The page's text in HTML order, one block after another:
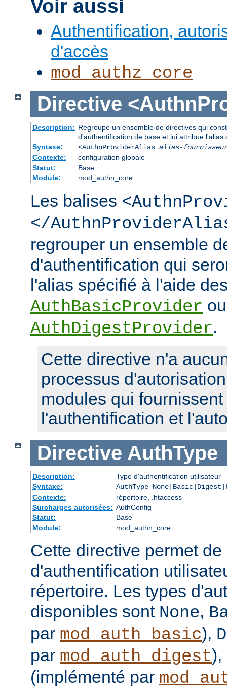
Voir aussi
Authentification,
d'accès
mod_authz_core
Directive
Description: Regroupe un ensemble de directives qui
d'authentification de base et lui attribue l'alias
Syntaxe:
<AuthnProviderAlias alias-
Contexte:
configuration globale
Statut:
Base
Module:
mod_authn_core
Les balises
</
regrouper un ensemble
d'authentification qui
l'alias spécifié à l'aide
AuthBasicProvider ou
AuthDigestProvider.
Cette directive n'a
processus
modules qui
l'authentification et
Directive AuthType
Description:
Type d'authentification utilisateur
Syntaxe:
AuthType
Contexte:
répertoire, .htaccess
Surcharges autorisées: AuthConfig
Statut:
Base
Module:
mod_authn_core
Cette directive permet
d'authentification
répertoire. Les types
disponibles sont None,
par mod_auth_basic),
par mod_auth_digest
(implémenté par